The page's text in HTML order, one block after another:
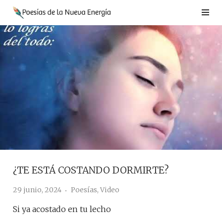
Saltar
contenido
¿TE ESTÁ COSTANDO DORMIRTE?
29 junio, 2024 Poesías, Video
Si ya acostado en tu lecho